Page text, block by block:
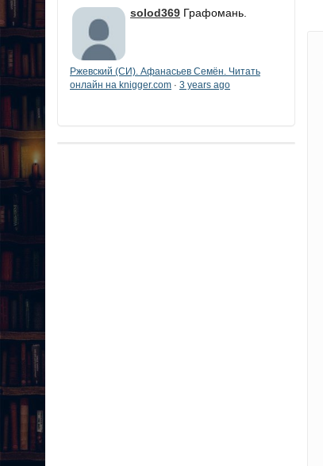
solod369 Графомань.
Ржевский (СИ). Афанасьев Семён. Читать
онлайн на knigger.com · 3 years ago